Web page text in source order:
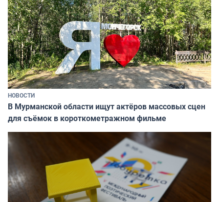
НОВОСТИ
В Мурманской области ищут актёров массовых сцен
для съёмок в короткометражном фильме